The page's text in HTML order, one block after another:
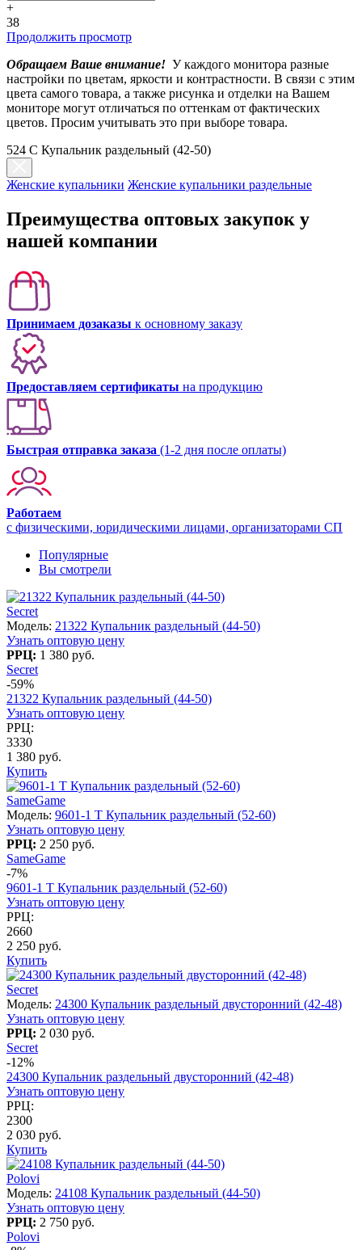
+
38
Продолжить просмотр
Обращаем Ваше внимание! У каждого монитора разные
настройки по цветам, яркости и контрастности. В связи с этим
цвета самого товара, а также рисунка и отделки на Вашем
мониторе могут отличаться по оттенкам от фактических
цветов. Просим учитывать это при выборе товара.
524 C Купальник раздельный (42-50)
Женские купальники Женские купальники раздельные
Преимущества оптовых закупок у
нашей компании
Принимаем дозаказы к основному заказу
Предоставляем сертификаты на продукцию
Быстрая отправка заказа (1-2 дня после оплаты)
Работаем
с физическими, юридическими лицами, организаторами СП
Популярные
Вы смотрели
Secret
Модель: 21322 Купальник раздельный (44-50)
Узнать оптовую цену
РРЦ: 1 380 руб.
Secret
-59%
21322 Купальник раздельный (44-50)
Узнать оптовую цену
РРЦ:
3330
1 380 руб.
Купить
SameGame
Модель: 9601-1 T Купальник раздельный (52-60)
Узнать оптовую цену
РРЦ: 2 250 руб.
SameGame
-7%
9601-1 T Купальник раздельный (52-60)
Узнать оптовую цену
РРЦ:
2660
2 250 руб.
Купить
Secret
Модель: 24300 Купальник раздельный двусторонний (42-48)
Узнать оптовую цену
РРЦ: 2 030 руб.
Secret
-12%
24300 Купальник раздельный двусторонний (42-48)
Узнать оптовую цену
РРЦ:
2300
2 030 руб.
Купить
Polovi
Модель: 24108 Купальник раздельный (44-50)
Узнать оптовую цену
РРЦ: 2 750 руб.
Polovi